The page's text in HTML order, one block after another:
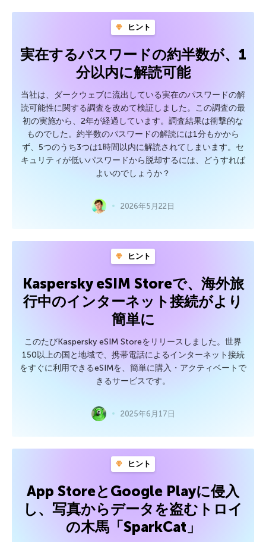
ヒント
実在するパスワードの約半数が、1
分以内に解読可能
当社は、ダークウェブに流出している実在のパスワードの解
読可能性に関する調査を改めて検証しました。この調査の最
初の実施から、2年が経過しています。調査結果は衝撃的な
ものでした。約半数のパスワードの解読には1分もかから
ず、5つのうち3つは1時間以内に解読されてしまいます。セ
キュリティが低いパスワードから脱却するには、どうすれば
よいのでしょうか？
2026年5月22日
ヒント
Kaspersky eSIM Storeで、海外旅
行中のインターネット接続がより
簡単に
このたびKaspersky eSIM Storeをリリースしました。世界
150以上の国と地域で、携帯電話によるインターネット接続
をすぐに利用できるeSIMを、簡単に購入・アクティベートで
きるサービスです。
2025年6月17日
ヒント
App StoreとGoogle Playに侵入
し、写真からデータを盗むトロイ
の木馬「SparkCat」